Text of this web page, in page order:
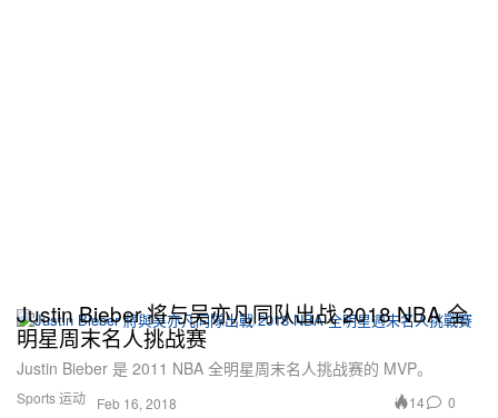
Sports 运动
Justin Bieber 将与吴亦凡同队出战 2018 NBA 全
明星周末名人挑战赛
Justin Bieber 是 2011 NBA 全明星周末名人挑战赛的 MVP。
Feb 16, 2018 14 0